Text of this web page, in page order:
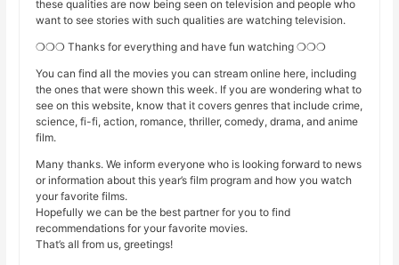
these qualities are now being seen on television and people who
want to see stories with such qualities are watching television.
❍❍❍ Thanks for everything and have fun watching ❍❍❍
You can find all the movies you can stream online here, including
the ones that were shown this week. If you are wondering what to
see on this website, know that it covers genres that include crime,
science, fi-fi, action, romance, thriller, comedy, drama, and anime
film.
Many thanks. We inform everyone who is looking forward to news
or information about this year’s film program and how you watch
your favorite films.
Hopefully we can be the best partner for you to find
recommendations for your favorite movies.
That’s all from us, greetings!